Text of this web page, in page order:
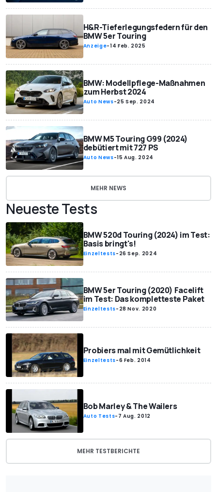
H&R-Tieferlegungsfedern für den
BMW 5er Touring
Anzeige-14 Feb. 2025
BMW: Modellpflege-Maßnahmen
zum Herbst 2024
Auto News-25 Sep. 2024
BMW M5 Touring G99 (2024)
debütiert mit 727 PS
Auto News-15 Aug. 2024
MEHR NEWS
Neueste Tests
BMW 520d Touring (2024) im Test:
Basis bringt's!
Einzeltests- 26 Sep. 2024
BMW 5er Touring (2020) Facelift
im Test: Das kompletteste Paket
Einzeltests- 28 Nov. 2020
Probiers mal mit Gemütlichkeit
Einzeltests-6 Feb. 2014
Bob Marley & The Wailers
Auto Tests- 7 Aug. 2012
MEHR TESTBERICHTE